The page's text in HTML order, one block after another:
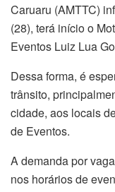
Caruaru (AMTTC)
(28), terá início o
Eventos Luiz Lua
Dessa forma, é
trânsito,
cidade, aos locais
de Eventos.
A demanda por
nos horários de